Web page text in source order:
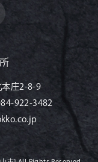
庄2-8-9
922-3482